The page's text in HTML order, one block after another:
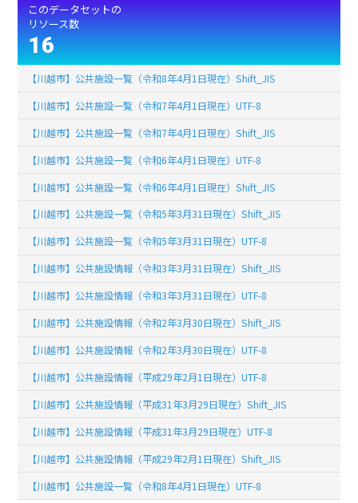
このデータセットの
リソース数
16
【川越市】公共施設一覧（令和8年4月1日現在）Shift_JIS
【川越市】公共施設一覧（令和7年4月1日現在）UTF-8
【川越市】公共施設一覧（令和7年4月1日現在）Shift_JIS
【川越市】公共施設一覧（令和6年4月1日現在）UTF-8
【川越市】公共施設一覧（令和6年4月1日現在）Shift_JIS
【川越市】公共施設一覧（令和5年3月31日現在）Shift_JIS
【川越市】公共施設一覧（令和5年3月31日現在）UTF-8
【川越市】公共施設情報（令和3年3月31日現在）Shift_JIS
【川越市】公共施設情報（令和3年3月31日現在）UTF-8
【川越市】公共施設情報（令和2年3月30日現在）Shift_JIS
【川越市】公共施設情報（令和2年3月30日現在）UTF-8
【川越市】公共施設情報（平成29年2月1日現在）UTF-8
【川越市】公共施設情報（平成31年3月29日現在）Shift_JIS
【川越市】公共施設情報（平成31年3月29日現在）UTF-8
【川越市】公共施設情報（平成29年2月1日現在）Shift_JIS
【川越市】公共施設一覧（令和8年4月1日現在）UTF-8